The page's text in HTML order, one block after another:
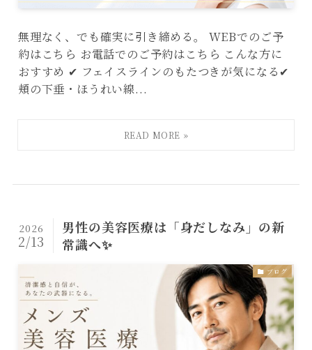
無理なく、でも確実に引き締める。 WEBでのご予
約はこちら お電話でのご予約はこちら こんな方に
おすすめ ✔ フェイスラインのもたつきが気になる✔
頬の下垂・ほうれい線...
男性の美容医療は「身だしなみ」の新
常識へ✨
2026
2/13
ブログ